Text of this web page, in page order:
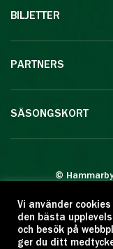
BILJETTER
PARTNERS
SÄSONGSKORT
©
Eftertryck
Citera
Vi använder
den bästa
och besök på
ger du ditt